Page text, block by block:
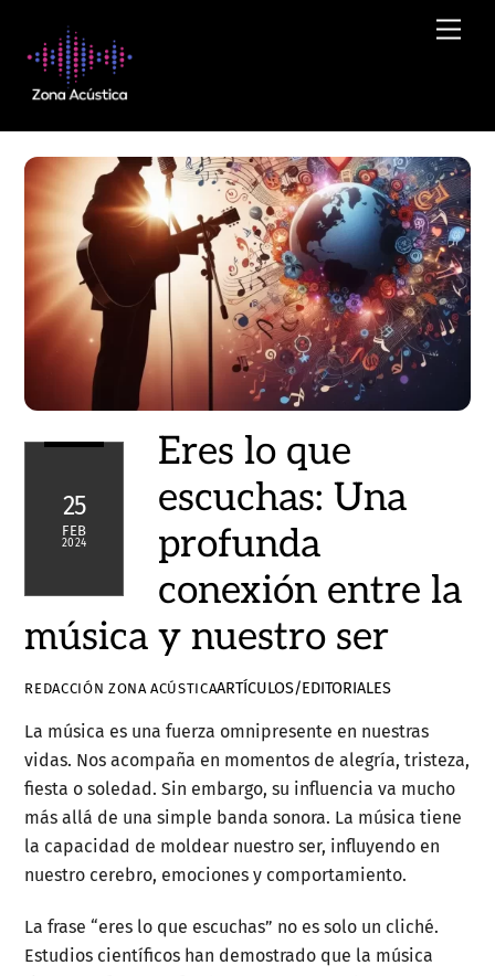
content
25
FEB
2024
Eres lo que
escuchas: Una
profunda
conexión entre la
música y nuestro ser
REDACCIÓN ZONA ACÚSTICAARTÍCULOS/EDITORIALES
La música es una fuerza omnipresente en nuestras
vidas. Nos acompaña en momentos de alegría, tristeza,
fiesta o soledad. Sin embargo, su influencia va mucho
más allá de una simple banda sonora. La música tiene
la capacidad de moldear nuestro ser, influyendo en
nuestro cerebro, emociones y comportamiento.
La frase “eres lo que escuchas” no es solo un cliché.
Estudios científicos han demostrado que la música